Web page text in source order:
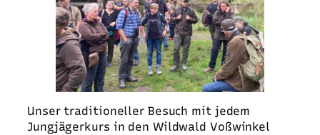
Unser traditioneller Besuch mit jedem
Jungjägerkurs in den Wildwald Voßwinkel